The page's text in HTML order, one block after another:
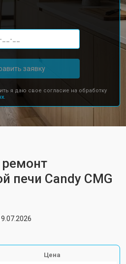
заявку
я даю свое согласие на обработку
ремонт
печи Candy CMG
Цена